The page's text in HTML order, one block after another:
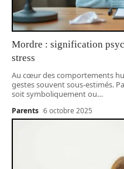
Mordre : signification
stress
Au cœur des comportements
gestes souvent sous-estimés.
soit symboliquement ou…
Parents 6 octobre 2025